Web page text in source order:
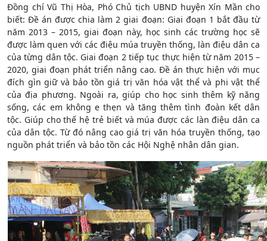
Đồng chí Vũ Thị Hòa, Phó Chủ tịch UBND huyện Xín Mần cho
biết: Đề án được chia làm 2 giai đoạn: Giai đoạn 1 bắt đầu từ
năm 2013 – 2015, giai đoạn này, học sinh các trường học sẽ
được làm quen với các điệu múa truyền thống, làn điệu dân ca
của từng dân tộc. Giai đoạn 2 tiếp tục thực hiện từ năm 2015 –
2020, giai đoạn phát triển nâng cao. Đề án thực hiện với mục
đích gìn giữ và bảo tồn giá trị văn hóa vật thể và phi vật thể
của địa phương. Ngoài ra, giúp cho học sinh thêm kỹ năng
sống, các em không e thẹn và tăng thêm tình đoàn kết dân
tộc. Giúp cho thế hệ trẻ biết và múa được các làn điệu dân ca
của dân tộc. Từ đó nâng cao giá trị văn hóa truyền thống, tạo
nguồn phát triển và bảo tồn các Hội Nghệ nhân dân gian.